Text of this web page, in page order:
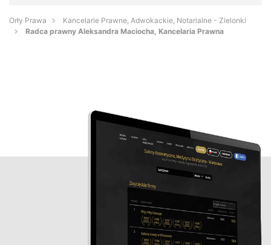
Orły Prawa
Kancelarie Prawne, Adwokackie, Notarialne - Zielonki
Radca prawny Aleksandra Maciocha, Kancelaria Prawna